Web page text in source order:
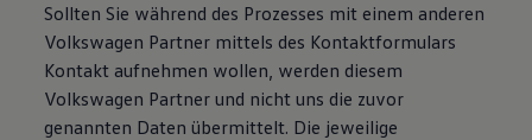
Sollten Sie während des Prozesses mit einem anderen
Volkswagen Partner mittels des Kontaktformulars
Kontakt aufnehmen wollen, werden diesem
Volkswagen Partner und nicht uns die zuvor
genannten Daten übermittelt. Die jeweilige